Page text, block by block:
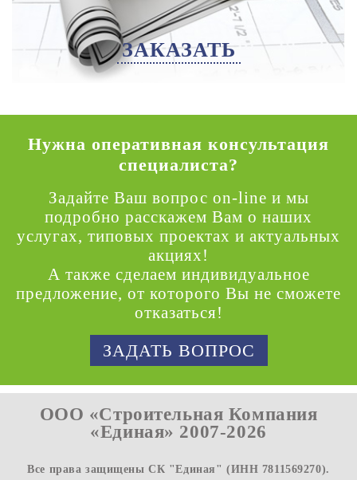
ЗАКАЗАТЬ
Нужна оперативная консультация
специалиста?
Задайте Ваш вопрос on-line и мы
подробно расскажем Вам о наших
услугах, типовых проектах и актуальных
акциях!
А также сделаем индивидуальное
предложение, от которого Вы не сможете
отказаться!
ЗАДАТЬ ВОПРОС
ООО «Строительная Компания
«Единая» 2007-2026
Все права защищены СК "Единая" (ИНН 7811569270).